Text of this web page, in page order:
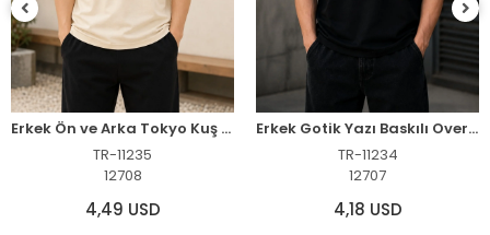
Erkek Ön ve Arka Tokyo Kuş Çiçek Baskılı Oversize T-Shirt - Ekru
TR-11235
12708
4,49 USD
Erkek Gotik Yazı Baskılı Oversize Bisiklet Yaka T-Shirt - Siyah
TR-11234
12707
4,18 USD